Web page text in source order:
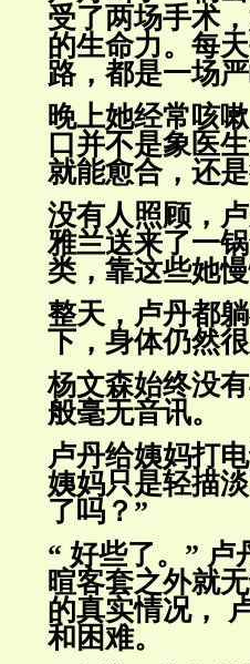
受了两场手术
的生命力。每
路，都是一场严
晚上她经常咳
口并不是象医
就能愈合，还
没有人照顾，
雅兰送来了一
类，靠这些她
整天，卢丹都
下，身体仍然
杨文森始终没
般毫无音讯。
卢丹给姨妈打
姨妈只是轻描
了吗？”
“ 好些了。” 卢
暄客套之外就
的真实情况，
和困难。